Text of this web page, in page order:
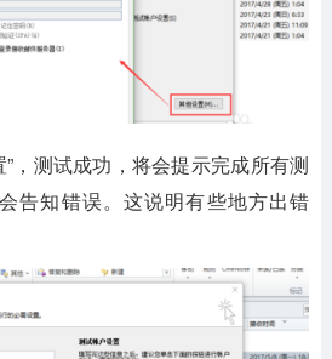
，测试成功，将会提示完成所有测
告知错误。这说明有些地方出错